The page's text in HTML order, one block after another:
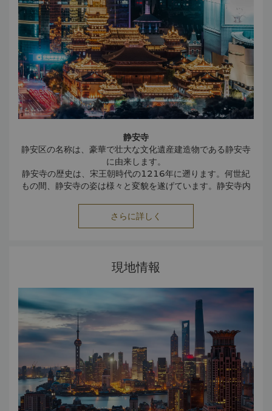
静安寺
静安区の名称は、豪華で壮大な文化遺産建造物である静安寺
に由来します。
静安寺の歴史は、宋王朝時代の1216年に遡ります。何世紀
もの間、静安寺の姿は様々と変貌を遂げています。静安寺内
の鐘があります。
1921年には寺が拡張され、仏殿の東のスペースに三聖殿が
1983年に、百万ドルの総改築工事費用を掛け、静安寺が再
建されました。
上海の中心部にある静安公園は、1954年に造られました。
噴水や緑、花に包まれるこの公園では、上海に住む年配の
人々がエクササイズのために毎朝太極拳を行っている様子を
目にすることができます。また、鳥が好きな居住者たちも鳥
のさえずりを聞きに、公園によく足を運んでいます。
上海展覧センター
上海展覧センターは、1950年代と60年代の中ソ友好同盟の
歴史的シンボルです。ソビエトネオクラシック様式に影響を
受けています。中華人民共和国は、スターリン時代のソビエ
ト連邦から経済的・技術的援助を受け、この展覧センターが
竣工されました。
さらに詳しく
現地情報